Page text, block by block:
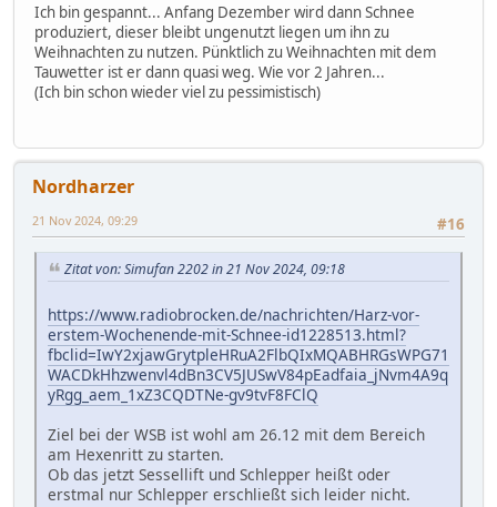
Ich bin gespannt... Anfang Dezember wird dann Schnee
produziert, dieser bleibt ungenutzt liegen um ihn zu
Weihnachten zu nutzen. Pünktlich zu Weihnachten mit dem
Tauwetter ist er dann quasi weg. Wie vor 2 Jahren...
(Ich bin schon wieder viel zu pessimistisch)
Nordharzer
#16
21 Nov 2024, 09:29
Zitat von: Simufan 2202 in 21 Nov 2024, 09:18
https://www.radiobrocken.de/nachrichten/Harz-vor-
erstem-Wochenende-mit-Schnee-id1228513.html?
fbclid=IwY2xjawGrytpleHRuA2FlbQIxMQABHRGsWPG71
WACDkHhzwenvl4dBn3CV5JUSwV84pEadfaia_jNvm4A9q
yRgg_aem_1xZ3CQDTNe-gv9tvF8FClQ
Ziel bei der WSB ist wohl am 26.12 mit dem Bereich
am Hexenritt zu starten.
Ob das jetzt Sessellift und Schlepper heißt oder
erstmal nur Schlepper erschließt sich leider nicht.